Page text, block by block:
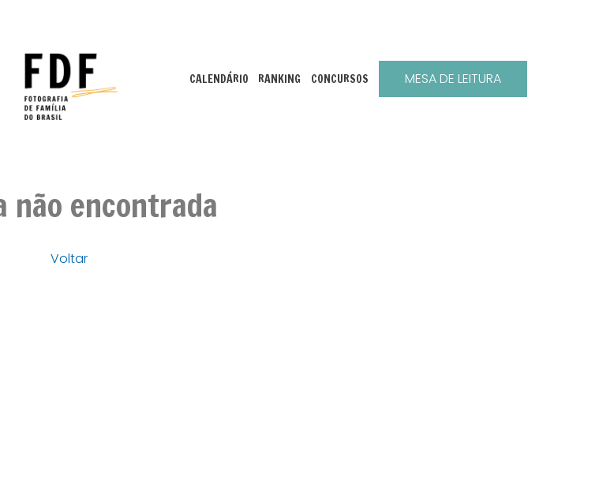
CALENDÁRIO RANKING CONCURSOS MESA DE LEITURA
não encontrada
Voltar